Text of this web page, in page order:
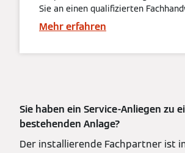
Sie an einen qualifizierten
Mehr erfahren
Sie haben ein Service-Anliegen zu
bestehenden Anlage?
Der installierende Fachpartner ist